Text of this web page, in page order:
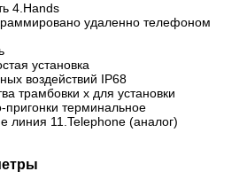
4.Hands
удаленно телефоном
установка
воздействий IP68
трамбовки x для установки
терминальное
линия 11.Telephone (аналог)